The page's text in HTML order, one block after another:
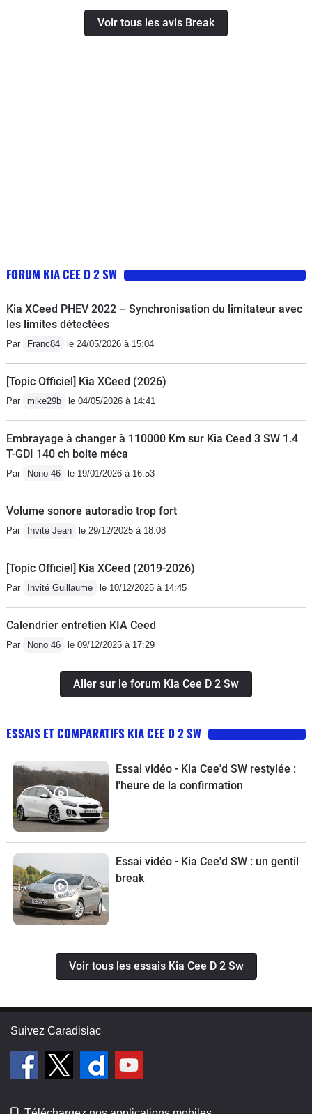
Voir tous les avis Break
FORUM KIA CEE D 2 SW
Kia XCeed PHEV 2022 – Synchronisation du limitateur avec
les limites détectées
Par Franc84 le 24/05/2026 à 15:04
[Topic Officiel] Kia XCeed (2026)
Par mike29b le 04/05/2026 à 14:41
Embrayage à changer à 110000 Km sur Kia Ceed 3 SW 1.4
T-GDI 140 ch boite méca
Par Nono 46 le 19/01/2026 à 16:53
Volume sonore autoradio trop fort
Par Invité Jean le 29/12/2025 à 18:08
[Topic Officiel] Kia XCeed (2019-2026)
Par Invité Guillaume le 10/12/2025 à 14:45
Calendrier entretien KIA Ceed
Par Nono 46 le 09/12/2025 à 17:29
Aller sur le forum Kia Cee D 2 Sw
ESSAIS ET COMPARATIFS KIA CEE D 2 SW
Essai vidéo - Kia Cee'd SW restylée :
l'heure de la confirmation
Essai vidéo - Kia Cee'd SW : un gentil
break
Voir tous les essais Kia Cee D 2 Sw
Suivez Caradisiac